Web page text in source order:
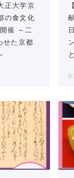
正大学京
の食文化
催 ～二
せた京都